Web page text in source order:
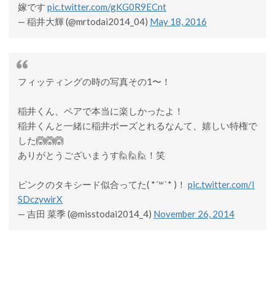
嫁です pic.twitter.com/gKG0R9ECnt
— 稲井大輝 (@mrtodai2014_04) May 18, 2016
フィッティングの時の写真その1〜！
稲井くん、ペアで本当に楽しかったよ！
稲井くんと一緒に稲井ポーズとれるなんて、嬉しい特権で
した🙆🙆🙆
ありがとうございまうす🙋🙋🙋！笑
ピンクのタキシード似合ってた( *´꒳`* )！ pic.twitter.com/I
SDczywirX
— 吉田 菜季 (@misstodai2014_4) November 26, 2014